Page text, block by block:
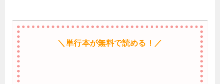
＼単行本が無料で読める！／